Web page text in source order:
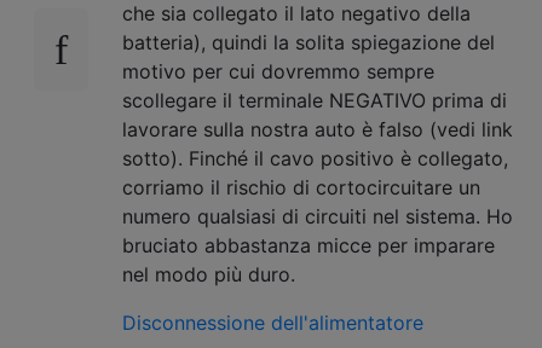
che sia collegato il lato negativo della
batteria), quindi la solita spiegazione del
motivo per cui dovremmo sempre
scollegare il terminale NEGATIVO prima di
lavorare sulla nostra auto è falso (vedi link
sotto). Finché il cavo positivo è collegato,
corriamo il rischio di cortocircuitare un
numero qualsiasi di circuiti nel sistema. Ho
bruciato abbastanza micce per imparare
nel modo più duro.
Disconnessione dell'alimentatore